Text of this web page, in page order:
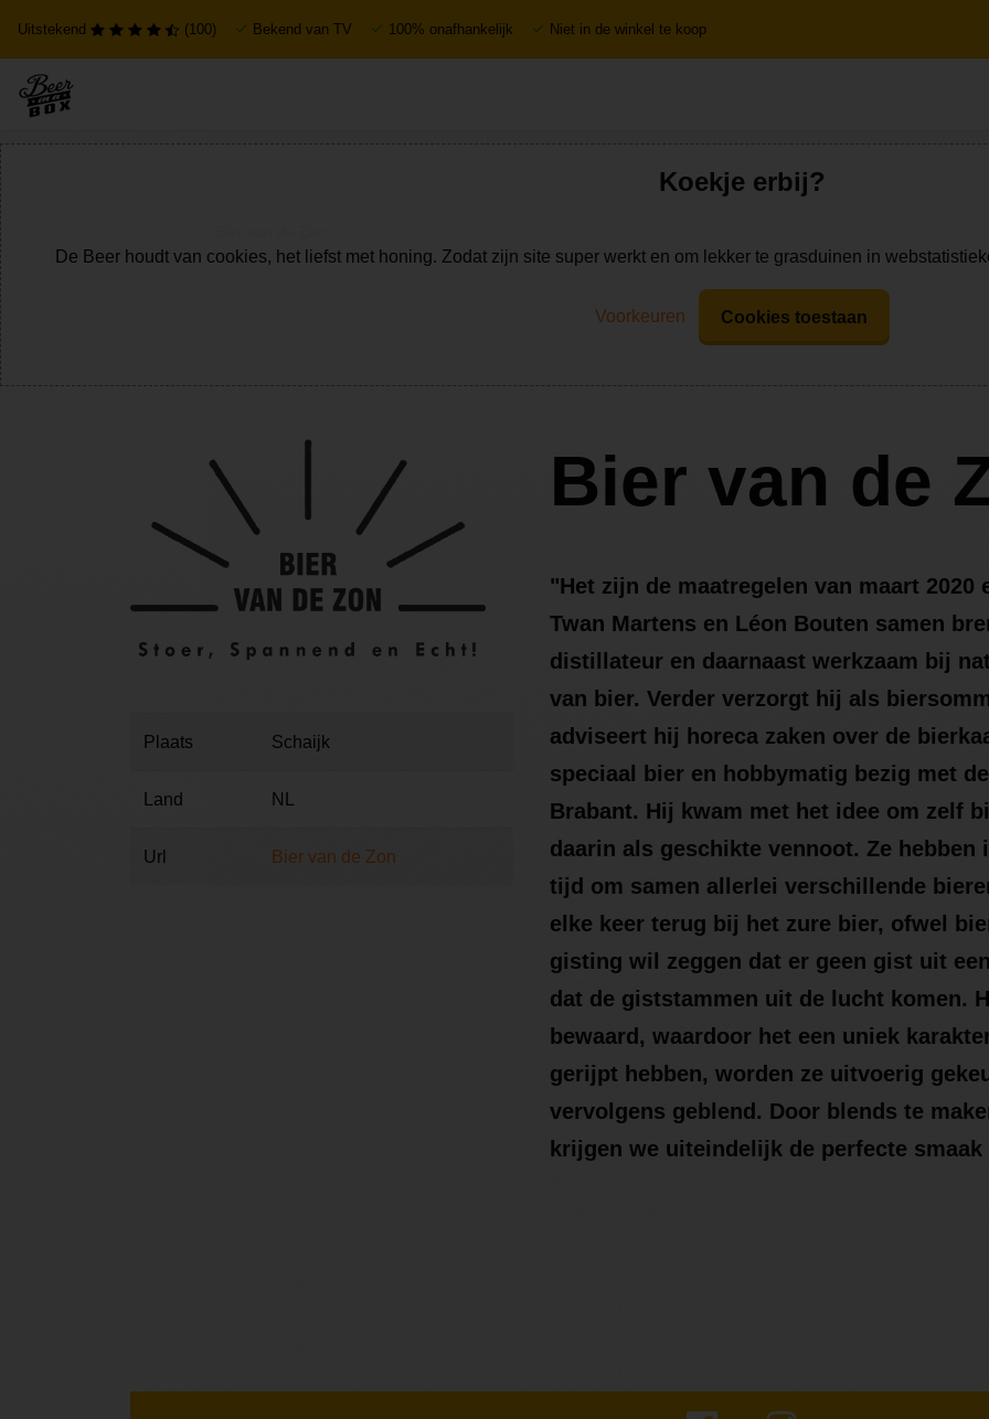
Uitstekend (100) Bekend van TV 100% onafhankelijk Niet in de winkel te koop
Plaats Schaijk
Land NL
Url Bier van de Zon
Bier van de
"Het zijn de maatregelen van maart
Twan Martens en Léon Bouten samen
distillateur en daarnaast werkzaam bij
van bier. Verder verzorgt hij als
adviseert hij horeca zaken over de
speciaal bier en hobbymatig bezig met
Brabant. Hij kwam met het idee om zelf
daarin als geschikte vennoot. Ze
tijd om samen allerlei verschillende
elke keer terug bij het zure bier, ofwel
gisting wil zeggen dat er geen gist uit
dat de giststammen uit de lucht komen.
bewaard, waardoor het een uniek
gerijpt hebben, worden ze uitvoerig
vervolgens geblend. Door blends te
krijgen we uiteindelijk de perfecte
Koekje erbij?
De Beer houdt van cookies, het liefst met honing. Zodat zijn site super werkt en om lekker te grasduinen in
Voorkeuren Cookies toestaan